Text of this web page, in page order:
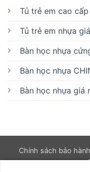
Tủ trẻ em cao
Tủ trẻ em nhựa
Bàn học nhựa
Bàn học nhựa
Bàn học nhựa giá
Chính sách bảo hành